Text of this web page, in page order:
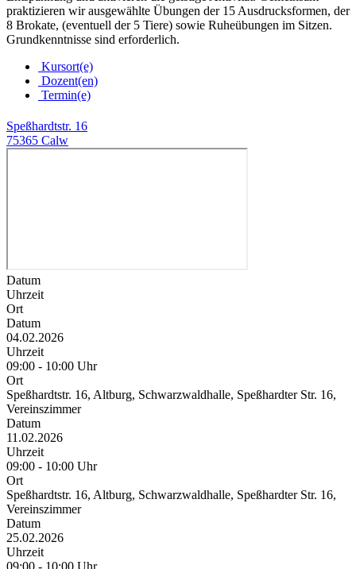
praktizieren wir ausgewählte Übungen der 15 Ausdrucksformen, der
8 Brokate, (eventuell der 5 Tiere) sowie Ruheübungen im Sitzen.
Grundkenntnisse sind erforderlich.
Kursort(e)
Dozent(en)
Termin(e)
Speßhardtstr. 16
75365 Calw
Datum
Uhrzeit
Ort
Datum
04.02.2026
Uhrzeit
09:00 - 10:00 Uhr
Ort
Speßhardtstr. 16, Altburg, Schwarzwaldhalle, Speßhardter Str. 16,
Vereinszimmer
Datum
11.02.2026
Uhrzeit
09:00 - 10:00 Uhr
Ort
Speßhardtstr. 16, Altburg, Schwarzwaldhalle, Speßhardter Str. 16,
Vereinszimmer
Datum
25.02.2026
Uhrzeit
09:00 - 10:00 Uhr